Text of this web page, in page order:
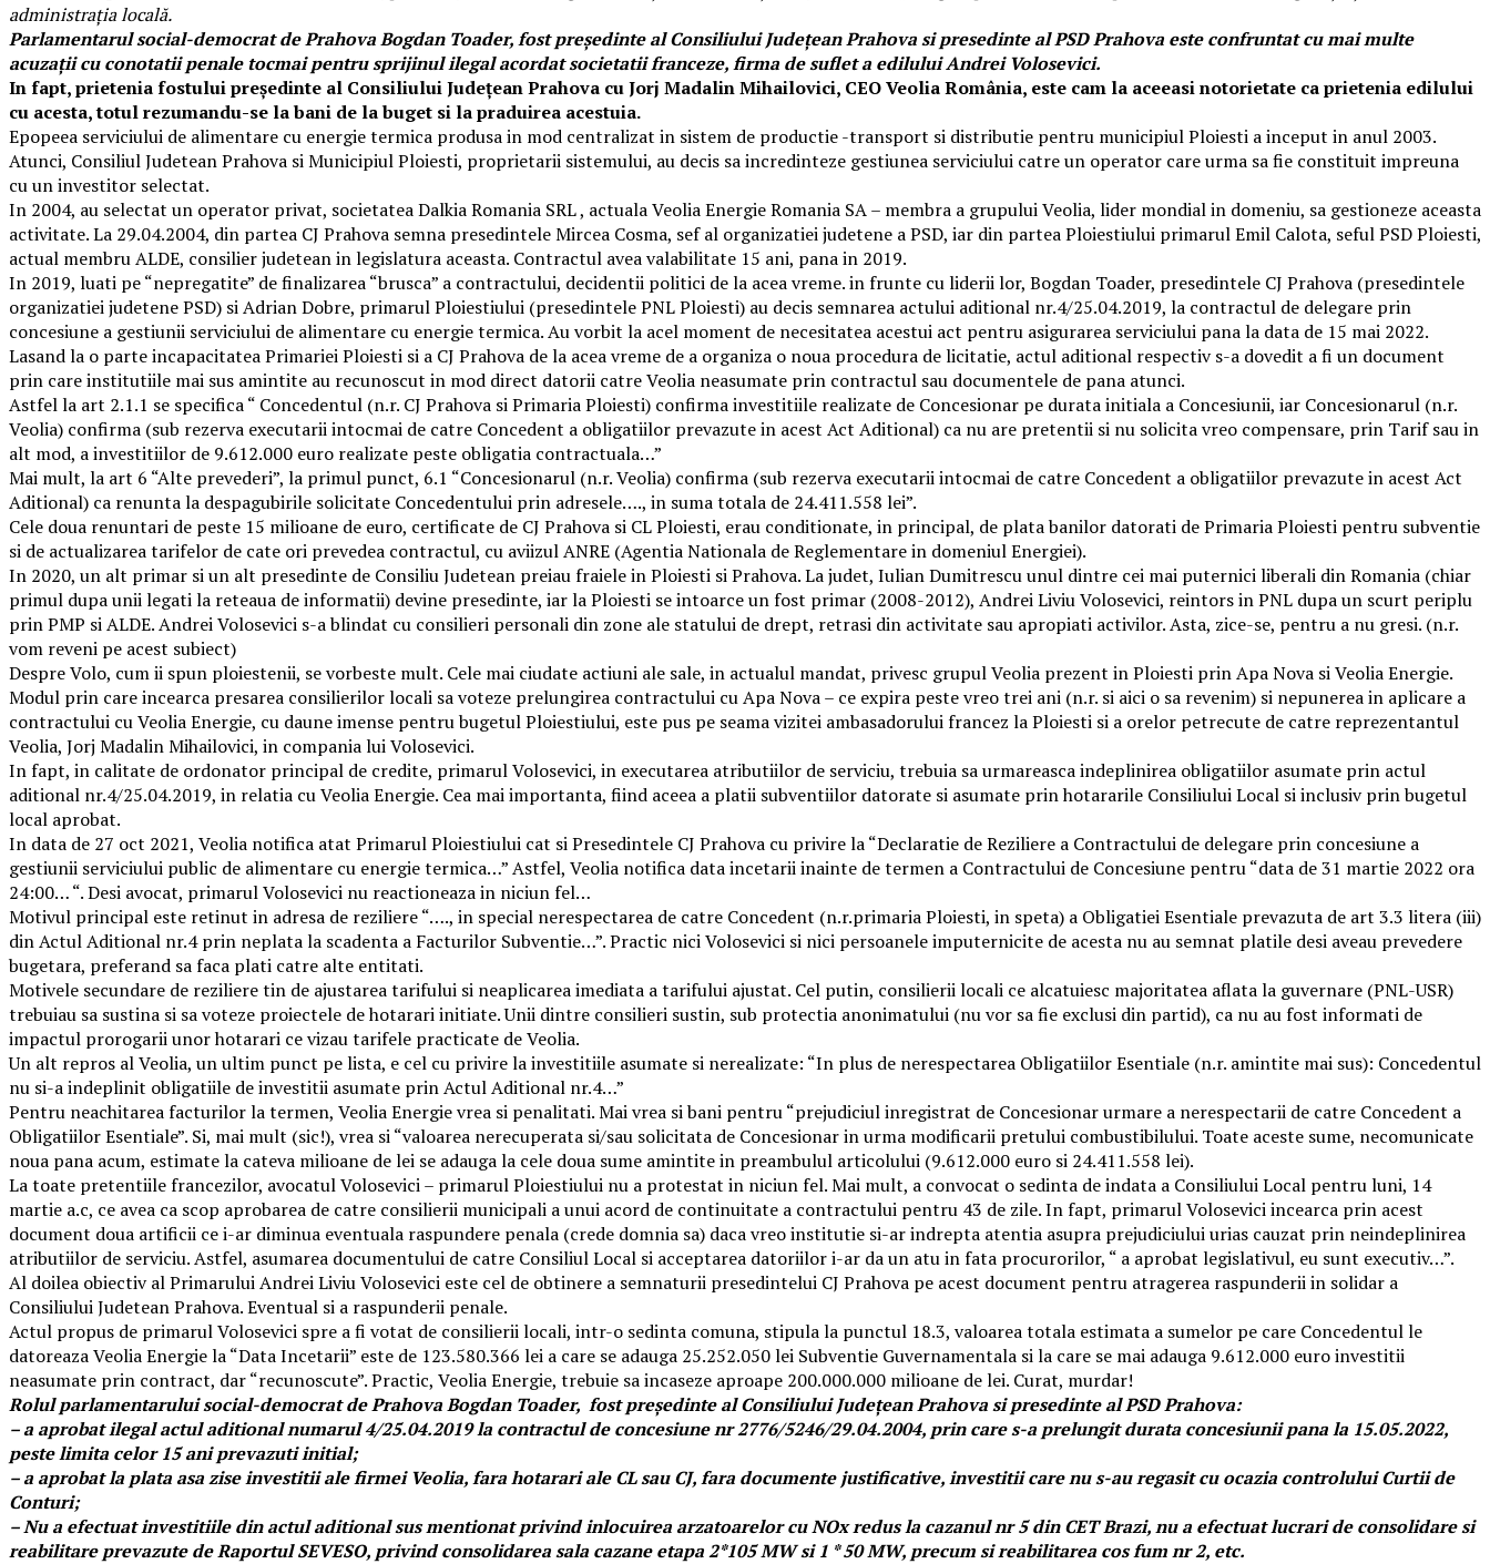
administrația locală.
Parlamentarul social-democrat de Prahova Bogdan Toader, fost președinte al Consiliului Județean Prahova si presedinte al PSD Prahova este confruntat cu mai multe
acuzații cu conotatii penale tocmai pentru sprijinul ilegal acordat societatii franceze, firma de suflet a edilului Andrei Volosevici.
In fapt, prietenia fostului președinte al Consiliului Județean Prahova cu Jorj Madalin Mihailovici, CEO Veolia România, este cam la aceeasi notorietate ca prietenia edilului
cu acesta, totul rezumandu-se la bani de la buget si la praduirea acestuia.
Epopeea serviciului de alimentare cu energie termica produsa in mod centralizat in sistem de productie -transport si distributie pentru municipiul Ploiesti a inceput in anul 2003.
Atunci, Consiliul Judetean Prahova si Municipiul Ploiesti, proprietarii sistemului, au decis sa incredinteze gestiunea serviciului catre un operator care urma sa fie constituit impreuna
cu un investitor selectat.
In 2004, au selectat un operator privat, societatea Dalkia Romania SRL , actuala Veolia Energie Romania SA – membra a grupului Veolia, lider mondial in domeniu, sa gestioneze aceasta
activitate. La 29.04.2004, din partea CJ Prahova semna presedintele Mircea Cosma, sef al organizatiei judetene a PSD, iar din partea Ploiestiului primarul Emil Calota, seful PSD Ploiesti,
actual membru ALDE, consilier judetean in legislatura aceasta. Contractul avea valabilitate 15 ani, pana in 2019.
In 2019, luati pe “nepregatite” de finalizarea “brusca” a contractului, decidentii politici de la acea vreme. in frunte cu liderii lor, Bogdan Toader, presedintele CJ Prahova (presedintele
organizatiei judetene PSD) si Adrian Dobre, primarul Ploiestiului (presedintele PNL Ploiesti) au decis semnarea actului aditional nr.4/25.04.2019, la contractul de delegare prin
concesiune a gestiunii serviciului de alimentare cu energie termica. Au vorbit la acel moment de necesitatea acestui act pentru asigurarea serviciului pana la data de 15 mai 2022.
Lasand la o parte incapacitatea Primariei Ploiesti si a CJ Prahova de la acea vreme de a organiza o noua procedura de licitatie, actul aditional respectiv s-a dovedit a fi un document
prin care institutiile mai sus amintite au recunoscut in mod direct datorii catre Veolia neasumate prin contractul sau documentele de pana atunci.
Astfel la art 2.1.1 se specifica “ Concedentul (n.r. CJ Prahova si Primaria Ploiesti) confirma investitiile realizate de Concesionar pe durata initiala a Concesiunii, iar Concesionarul (n.r.
Veolia) confirma (sub rezerva executarii intocmai de catre Concedent a obligatiilor prevazute in acest Act Aditional) ca nu are pretentii si nu solicita vreo compensare, prin Tarif sau in
alt mod, a investitiilor de 9.612.000 euro realizate peste obligatia contractuala…”
Mai mult, la art 6 “Alte prevederi”, la primul punct, 6.1 “Concesionarul (n.r. Veolia) confirma (sub rezerva executarii intocmai de catre Concedent a obligatiilor prevazute in acest Act
Aditional) ca renunta la despagubirile solicitate Concedentului prin adresele…., in suma totala de 24.411.558 lei”.
Cele doua renuntari de peste 15 milioane de euro, certificate de CJ Prahova si CL Ploiesti, erau conditionate, in principal, de plata banilor datorati de Primaria Ploiesti pentru subventie
si de actualizarea tarifelor de cate ori prevedea contractul, cu aviizul ANRE (Agentia Nationala de Reglementare in domeniul Energiei).
In 2020, un alt primar si un alt presedinte de Consiliu Judetean preiau fraiele in Ploiesti si Prahova. La judet, Iulian Dumitrescu unul dintre cei mai puternici liberali din Romania (chiar
primul dupa unii legati la reteaua de informatii) devine presedinte, iar la Ploiesti se intoarce un fost primar (2008-2012), Andrei Liviu Volosevici, reintors in PNL dupa un scurt periplu
prin PMP si ALDE. Andrei Volosevici s-a blindat cu consilieri personali din zone ale statului de drept, retrasi din activitate sau apropiati activilor. Asta, zice-se, pentru a nu gresi. (n.r.
vom reveni pe acest subiect)
Despre Volo, cum ii spun ploiestenii, se vorbeste mult. Cele mai ciudate actiuni ale sale, in actualul mandat, privesc grupul Veolia prezent in Ploiesti prin Apa Nova si Veolia Energie.
Modul prin care incearca presarea consilierilor locali sa voteze prelungirea contractului cu Apa Nova – ce expira peste vreo trei ani (n.r. si aici o sa revenim) si nepunerea in aplicare a
contractului cu Veolia Energie, cu daune imense pentru bugetul Ploiestiului, este pus pe seama vizitei ambasadorului francez la Ploiesti si a orelor petrecute de catre reprezentantul
Veolia, Jorj Madalin Mihailovici, in compania lui Volosevici.
In fapt, in calitate de ordonator principal de credite, primarul Volosevici, in executarea atributiilor de serviciu, trebuia sa urmareasca indeplinirea obligatiilor asumate prin actul
aditional nr.4/25.04.2019, in relatia cu Veolia Energie. Cea mai importanta, fiind aceea a platii subventiilor datorate si asumate prin hotararile Consiliului Local si inclusiv prin bugetul
local aprobat.
In data de 27 oct 2021, Veolia notifica atat Primarul Ploiestiului cat si Presedintele CJ Prahova cu privire la “Declaratie de Reziliere a Contractului de delegare prin concesiune a
gestiunii serviciului public de alimentare cu energie termica…” Astfel, Veolia notifica data incetarii inainte de termen a Contractului de Concesiune pentru “data de 31 martie 2022 ora
24:00… “. Desi avocat, primarul Volosevici nu reactioneaza in niciun fel…
Motivul principal este retinut in adresa de reziliere “…., in special nerespectarea de catre Concedent (n.r.primaria Ploiesti, in speta) a Obligatiei Esentiale prevazuta de art 3.3 litera (iii)
din Actul Aditional nr.4 prin neplata la scadenta a Facturilor Subventie…”. Practic nici Volosevici si nici persoanele imputernicite de acesta nu au semnat platile desi aveau prevedere
bugetara, preferand sa faca plati catre alte entitati.
Motivele secundare de reziliere tin de ajustarea tarifului si neaplicarea imediata a tarifului ajustat. Cel putin, consilierii locali ce alcatuiesc majoritatea aflata la guvernare (PNL-USR)
trebuiau sa sustina si sa voteze proiectele de hotarari initiate. Unii dintre consilieri sustin, sub protectia anonimatului (nu vor sa fie exclusi din partid), ca nu au fost informati de
impactul prorogarii unor hotarari ce vizau tarifele practicate de Veolia.
Un alt repros al Veolia, un ultim punct pe lista, e cel cu privire la investitiile asumate si nerealizate: “In plus de nerespectarea Obligatiilor Esentiale (n.r. amintite mai sus): Concedentul
nu si-a indeplinit obligatiile de investitii asumate prin Actul Aditional nr.4…”
Pentru neachitarea facturilor la termen, Veolia Energie vrea si penalitati. Mai vrea si bani pentru “prejudiciul inregistrat de Concesionar urmare a nerespectarii de catre Concedent a
Obligatiilor Esentiale”. Si, mai mult (sic!), vrea si “valoarea nerecuperata si/sau solicitata de Concesionar in urma modificarii pretului combustibilului. Toate aceste sume, necomunicate
noua pana acum, estimate la cateva milioane de lei se adauga la cele doua sume amintite in preambulul articolului (9.612.000 euro si 24.411.558 lei).
La toate pretentiile francezilor, avocatul Volosevici – primarul Ploiestiului nu a protestat in niciun fel. Mai mult, a convocat o sedinta de indata a Consiliului Local pentru luni, 14
martie a.c, ce avea ca scop aprobarea de catre consilierii municipali a unui acord de continuitate a contractului pentru 43 de zile. In fapt, primarul Volosevici incearca prin acest
document doua artificii ce i-ar diminua eventuala raspundere penala (crede domnia sa) daca vreo institutie si-ar indrepta atentia asupra prejudiciului urias cauzat prin neindeplinirea
atributiilor de serviciu. Astfel, asumarea documentului de catre Consiliul Local si acceptarea datoriilor i-ar da un atu in fata procurorilor, “ a aprobat legislativul, eu sunt executiv…”.
Al doilea obiectiv al Primarului Andrei Liviu Volosevici este cel de obtinere a semnaturii presedintelui CJ Prahova pe acest document pentru atragerea raspunderii in solidar a
Consiliului Judetean Prahova. Eventual si a raspunderii penale.
Actul propus de primarul Volosevici spre a fi votat de consilierii locali, intr-o sedinta comuna, stipula la punctul 18.3, valoarea totala estimata a sumelor pe care Concedentul le
datoreaza Veolia Energie la “Data Incetarii” este de 123.580.366 lei a care se adauga 25.252.050 lei Subventie Guvernamentala si la care se mai adauga 9.612.000 euro investitii
neasumate prin contract, dar “recunoscute”. Practic, Veolia Energie, trebuie sa incaseze aproape 200.000.000 milioane de lei. Curat, murdar!
Rolul parlamentarului social-democrat de Prahova Bogdan Toader, fost președinte al Consiliului Județean Prahova si presedinte al PSD Prahova:
– a aprobat ilegal actul aditional numarul 4/25.04.2019 la contractul de concesiune nr 2776/5246/29.04.2004, prin care s-a prelungit durata concesiunii pana la 15.05.2022,
peste limita celor 15 ani prevazuti initial;
– a aprobat la plata asa zise investitii ale firmei Veolia, fara hotarari ale CL sau CJ, fara documente justificative, investitii care nu s-au regasit cu ocazia controlului Curtii de
Conturi;
– Nu a efectuat investitiile din actul aditional sus mentionat privind inlocuirea arzatoarelor cu NOx redus la cazanul nr 5 din CET Brazi, nu a efectuat lucrari de consolidare si
reabilitare prevazute de Raportul SEVESO, privind consolidarea sala cazane etapa 2*105 MW si 1 * 50 MW, precum si reabilitarea cos fum nr 2, etc.